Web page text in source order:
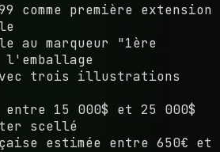
comme première extension
au marqueur "1ère
trois illustrations
15 000$ et 25 000$
scellé
estimée entre 650€ et